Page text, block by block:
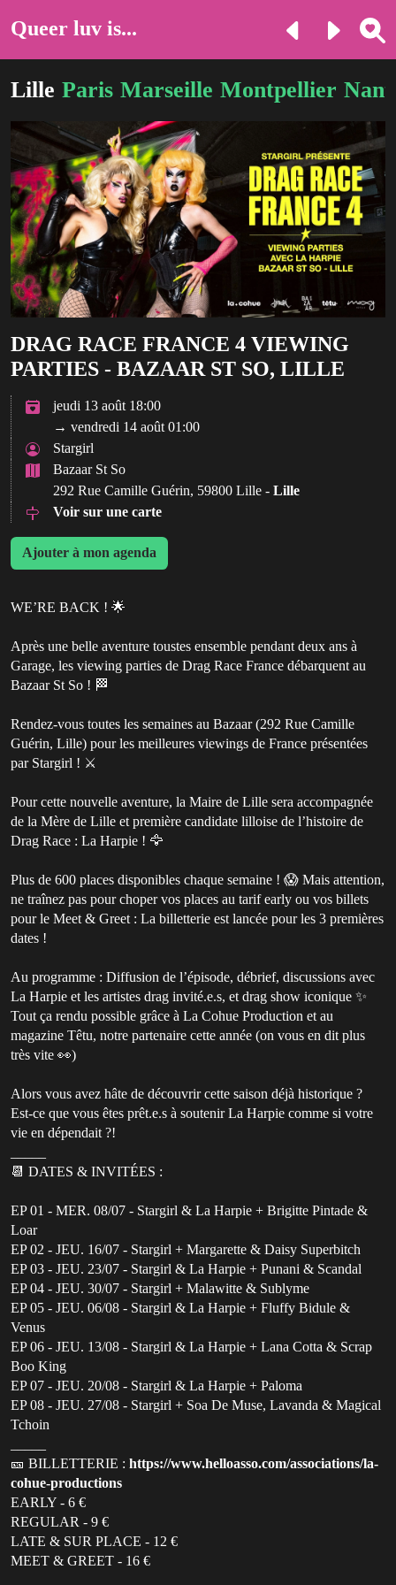
Queer luv is...
Lille Paris Marseille Montpellier
DRAG RACE FRANCE 4 VIEWING
PARTIES - BAZAAR ST SO, LILLE
jeudi 13 août 18:00
→ vendredi 14 août 01:00
Stargirl
Bazaar St So
292 Rue Camille Guérin, 59800 Lille - Lille
Voir sur une carte
Ajouter à mon agenda
WE’RE BACK ! 🌟
Après une belle aventure toustes ensemble pendant deux ans à
Garage, les viewing parties de Drag Race France débarquent au
Bazaar St So ! 🏁
Rendez-vous toutes les semaines au Bazaar (292 Rue Camille
Guérin, Lille) pour les meilleures viewings de France présentées
par Stargirl ! ⚔️
Pour cette nouvelle aventure, la Maire de Lille sera accompagnée
de la Mère de Lille et première candidate lilloise de l’histoire de
Drag Race : La Harpie ! 🦅
Plus de 600 places disponibles chaque semaine ! 😱 Mais attention,
ne traînez pas pour choper vos places au tarif early ou vos billets
pour le Meet & Greet : La billetterie est lancée pour les 3 premières
dates !
Au programme : Diffusion de l’épisode, débrief, discussions avec
La Harpie et les artistes drag invité.e.s, et drag show iconique ✨
Tout ça rendu possible grâce à La Cohue Production et au
magazine Têtu, notre partenaire cette année (on vous en dit plus
très vite 👀)
Alors vous avez hâte de découvrir cette saison déjà historique ?
Est-ce que vous êtes prêt.e.s à soutenir La Harpie comme si votre
vie en dépendait ?!
📆 DATES & INVITÉES :
EP 01 - MER. 08/07 - Stargirl & La Harpie + Brigitte Pintade &
Loar
EP 02 - JEU. 16/07 - Stargirl + Margarette & Daisy Superbitch
EP 03 - JEU. 23/07 - Stargirl & La Harpie + Punani & Scandal
EP 04 - JEU. 30/07 - Stargirl + Malawitte & Sublyme
EP 05 - JEU. 06/08 - Stargirl & La Harpie + Fluffy Bidule &
Venus
EP 06 - JEU. 13/08 - Stargirl & La Harpie + Lana Cotta & Scrap
Boo King
EP 07 - JEU. 20/08 - Stargirl & La Harpie + Paloma
EP 08 - JEU. 27/08 - Stargirl + Soa De Muse, Lavanda & Magical
Tchoin
🎫 BILLETTERIE : https://www.helloasso.com/associations/la-
cohue-productions
EARLY - 6 €
REGULAR - 9 €
LATE & SUR PLACE - 12 €
MEET & GREET - 16 €